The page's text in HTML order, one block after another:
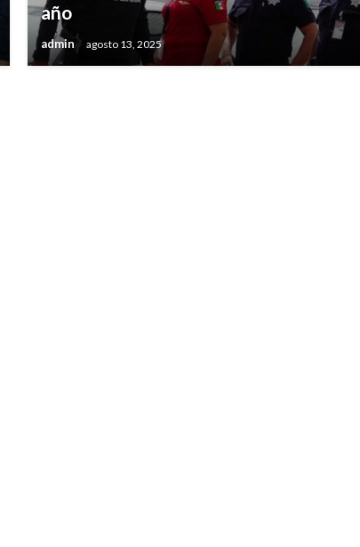
año
admin agosto 13, 2025